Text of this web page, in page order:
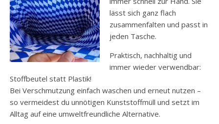
lässt sich ganz flach
zusammenfalten und passt in
jeden Tasche.
Praktisch, nachhaltig und
immer wieder verwendbar:
Stoffbeutel statt Plastik!
Bei Verschmutzung einfach waschen und erneut nutzen –
so vermeidest du unnötigen Kunststoffmüll und setzt im
Alltag auf eine umweltfreundliche Alternative.